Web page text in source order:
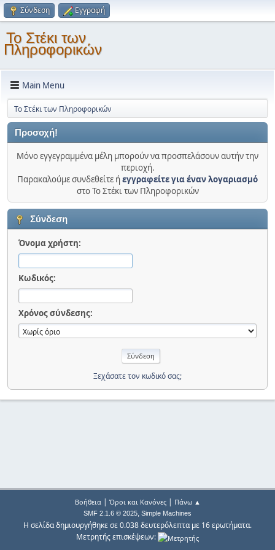
Σύνδεση Εγγραφή
Το Στέκι των
Πληροφορικών
Main Menu
Το Στέκι των Πληροφορικών
Προσοχή!
Μόνο εγγεγραμμένα μέλη μπορούν να προσπελάσουν αυτήν την
περιοχή.
Παρακαλούμε συνδεθείτε ήεγγραφείτε για έναν λογαριασμό
στο Το Στέκι των Πληροφορικών
Σύνδεση
Όνομα χρήστη:
Κωδικός:
Χρόνος σύνδεσης:
Ξεχάσατε τον κωδικό σας;
Βοήθεια| Όροι και Κανόνες| Πάνω ▲
SMF 2.1.6 © 2025, Simple Machines
Η σελίδα δημιουργήθηκε σε 0.038 δευτερόλεπτα με 16 ερωτήματα.
Μετρητής επισκέψεων: